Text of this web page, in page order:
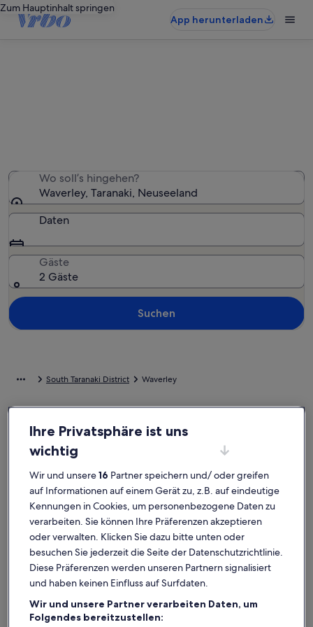
Zum Hauptinhalt springen
App herunterladen
Wo soll’s hingehen?
Waverley, Taranaki, Neuseeland
Daten
Gäste
2 Gäste
Suchen
South Taranaki District Waverley
Ferienunterkünften in Waverley, die für deinen Urlaub wie
geschaffen sind. Ferienhäuser und -wohnungen bieten dir für
deinen Aufenthalt alles, worauf es ankommt, wie zum Beispiel eine
Klimaanlage und einen Pool. Und auch wenn du Optionen zur
Barrierefreiheit oder bezüglich der Rauchpräferenzen suchst, steht
dir ein vielfältiges Angebot zur Verfügung.
Finde Unterkünfte ganz nach deinem
Geschmack
Suche nach Ferienhäusern Suche nach Ferienwohnungen
Ihre Privatsphäre ist uns
wichtig
Wir und unsere16 Partner speichern und/ oder greifen
auf Informationen auf einem Gerät zu, z.B. auf eindeutige
Kennungen in Cookies, um personenbezogene Daten zu
verarbeiten. Sie können Ihre Präferenzen akzeptieren
oder verwalten. Klicken Sie dazu bitte unten oder
besuchen Sie jederzeit die Seite der Datenschutzrichtlinie.
Diese Präferenzen werden unseren Partnern signalisiert
und haben keinen Einfluss auf Surfdaten.
Wir und unsere Partner verarbeiten Daten, um
Folgendes bereitzustellen: